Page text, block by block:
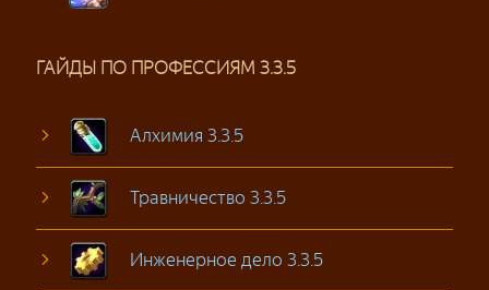
ГАЙДЫ ПО ПРОФЕССИЯМ 3.3.5
Алхимия 3.3.5
Травничество 3.3.5
Инженерное дело 3.3.5